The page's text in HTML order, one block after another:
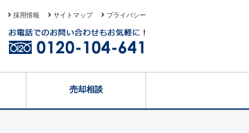
採用情報 サイトマップ プライバシー
売却相談